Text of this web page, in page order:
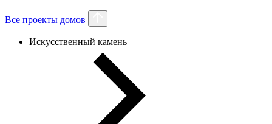
Все проекты домов
Искусственный камень